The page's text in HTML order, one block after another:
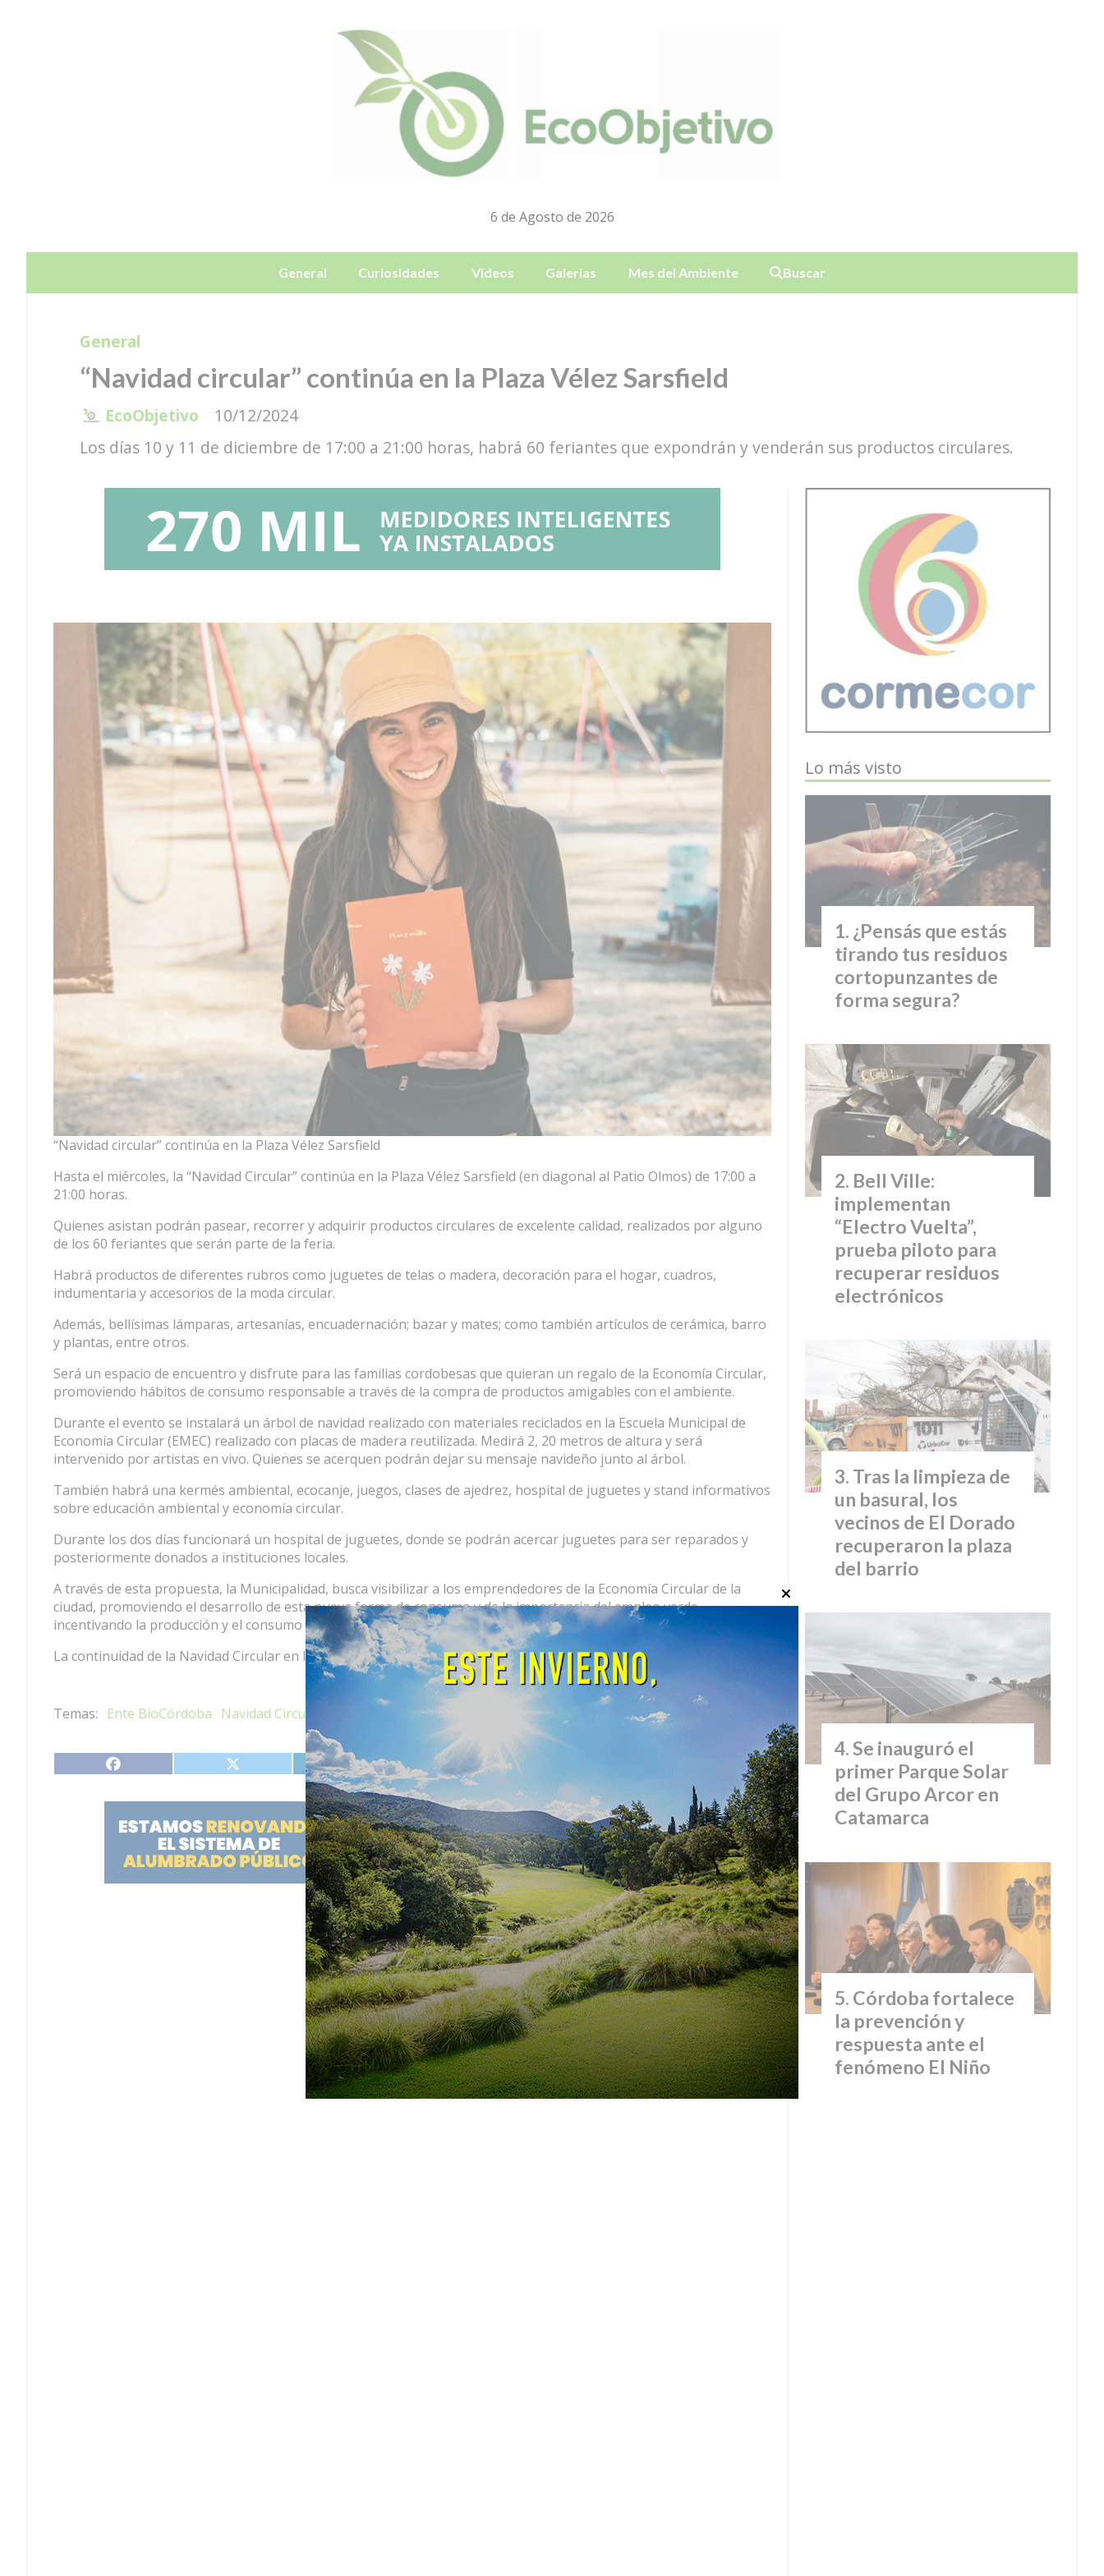
6 de Agosto de 2026
General Curiosidades Videos Galerías Mes del Ambiente Buscar
“Navidad circular” continúa en la Plaza Vélez Sarsfield
Los días 10 y 11 de diciembre de 17:00 a 21:00 horas, habrá 60 feriantes que expondrán y venderán sus productos circulares.
General
10/12/2024
EcoObjetivo
“Navidad circular” continúa en la Plaza Vélez Sarsfield
Hasta el miércoles, la “Navidad Circular” continúa en la Plaza Vélez Sarsfield (en diagonal al Patio Olmos) de 17:00 a
21:00 horas.
Quienes asistan podrán pasear, recorrer y adquirir productos circulares de excelente calidad, realizados por alguno
de los 60 feriantes que serán parte de la feria.
Habrá productos de diferentes rubros como juguetes de telas o madera, decoración para el hogar, cuadros,
indumentaria y accesorios de la moda circular.
Además, bellísimas lámparas, artesanías, encuadernación; bazar y mates; como también artículos de cerámica, barro
y plantas, entre otros.
Será un espacio de encuentro y disfrute para las familias cordobesas que quieran un regalo de la Economía Circular,
promoviendo hábitos de consumo responsable a través de la compra de productos amigables con el ambiente.
Durante el evento se instalará un árbol de navidad realizado con materiales reciclados en la Escuela Municipal de
Economía Circular (EMEC) realizado con placas de madera reutilizada. Medirá 2, 20 metros de altura y será
intervenido por artistas en vivo. Quienes se acerquen podrán dejar su mensaje navideño junto al árbol.
También habrá una kermés ambiental, ecocanje, juegos, clases de ajedrez, hospital de juguetes y stand informativos
sobre educación ambiental y economía circular.
Durante los dos días funcionará un hospital de juguetes, donde se podrán acercar juguetes para ser reparados y
posteriormente donados a instituciones locales.
A través de esta propuesta, la Municipalidad, busca visibilizar a los emprendedores de la Economía Circular de la
ciudad, promoviendo el desarrollo de esta nueva forma de consumo y de la importancia del empleo verde,
incentivando la producción y el consumo consciente.
La continuidad de la Navidad Circular en la plaza Vélez Sarsfield es una propuesta del BioCórdoba.
Ente BioCórdoba Navidad Circular
Lo más visto
¿Pensás que estás
tirando tus residuos
cortopunzantes de
forma segura?
Bell Ville:
implementan
“Electro Vuelta”,
prueba piloto para
recuperar residuos
electrónicos
Tras la limpieza de
un basural, los
vecinos de El Dorado
recuperaron la plaza
del barrio
Se inauguró el
primer Parque Solar
del Grupo Arcor en
Catamarca
Córdoba fortalece
la prevención y
respuesta ante el
fenómeno El Niño